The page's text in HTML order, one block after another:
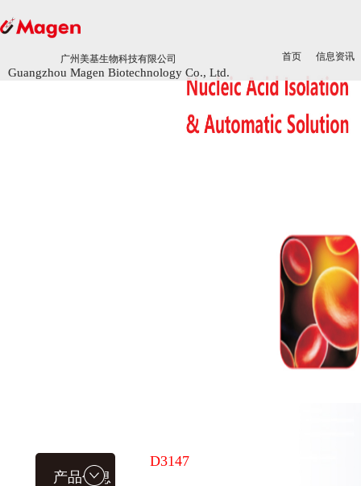
广州美基生物科技有限公司
Guangzhou Magen Biotechnology Co., Ltd.
首页 信息资讯
广州美基生物科技有限公司
Guangzhou Magen Biotechnology Co., Ltd.
首页 信息资讯
产品信息
D3147